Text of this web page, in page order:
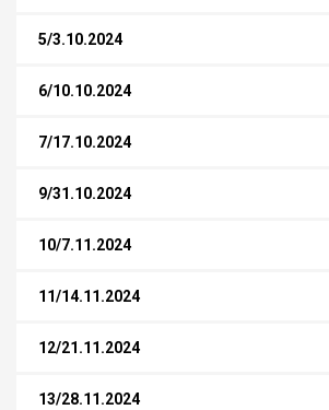
5/3.10.2024
6/10.10.2024
7/17.10.2024
9/31.10.2024
10/7.11.2024
11/14.11.2024
12/21.11.2024
13/28.11.2024